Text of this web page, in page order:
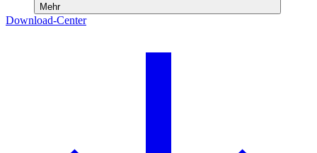
Mehr
Download-Center